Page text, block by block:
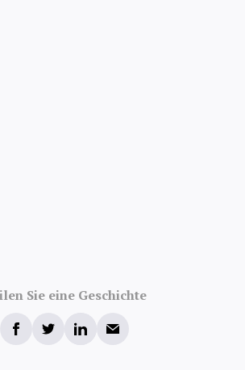
Sie eine Geschichte